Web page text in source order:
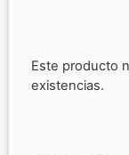
Este producto
existencias.